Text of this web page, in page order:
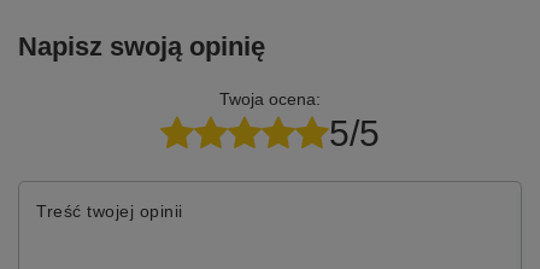
Napisz swoją opinię
Twoja ocena:
5/5
Treść twojej opinii